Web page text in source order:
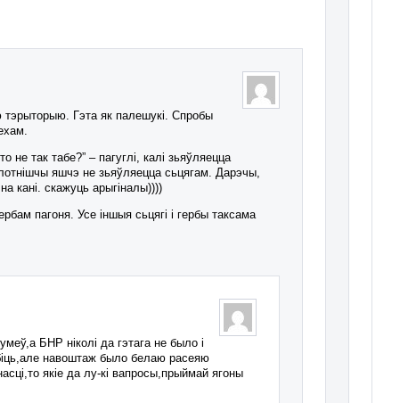
Гэта як палешукі. Спробы
не так табе?” – пагуглі, калі зьяўляецца
яшчэ не зьяўляецца сьцягам. Дарэчы,
кані. скажуць арыгіналы))))
пагоня. Усе іншыя сьцягі і гербы таксама
БНР ніколі да гэтага не было і
навоштаж было белаю расеяю
якіе да лу-кі вапросы,прыймай ягоны